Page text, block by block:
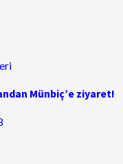
Münbiç’e ziyaret!